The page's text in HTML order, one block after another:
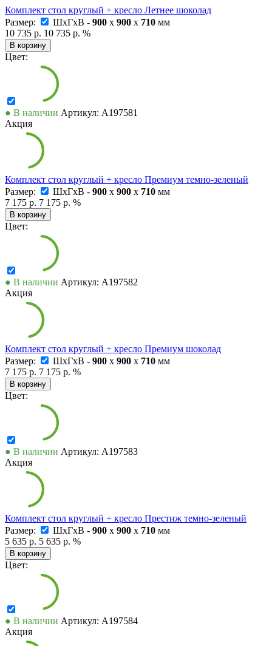
Комплект стол круглый + кресло Летнее шоколад
Размер:
ШxГxВ - 900 x 900 x 710 мм
10 735 р. 10 735 р. %
В корзину
Цвет:
● В наличии Артикул: А197581
Акция
Комплект стол круглый + кресло Премиум темно-зеленый
Размер:
ШxГxВ - 900 x 900 x 710 мм
7 175 р. 7 175 р. %
В корзину
Цвет:
● В наличии Артикул: А197582
Акция
Комплект стол круглый + кресло Премиум шоколад
Размер:
ШxГxВ - 900 x 900 x 710 мм
7 175 р. 7 175 р. %
В корзину
Цвет:
● В наличии Артикул: А197583
Акция
Комплект стол круглый + кресло Престиж темно-зеленый
Размер:
ШxГxВ - 900 x 900 x 710 мм
5 635 р. 5 635 р. %
В корзину
Цвет:
● В наличии Артикул: А197584
Акция